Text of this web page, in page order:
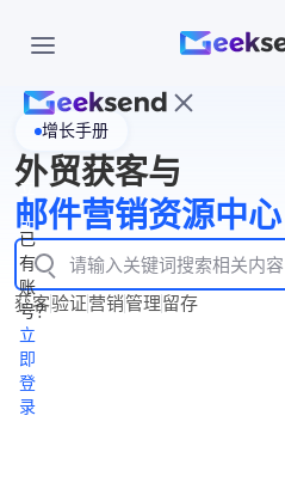
页
WhatsApp
企业号
New
产
品
功
能
产
品
价
格
资
源
中
心
立
即
注
册
已
有
账
号？
立
即
登
录
增长手册
外贸获客与
邮件营销资源中心
获客验证营销管理留存